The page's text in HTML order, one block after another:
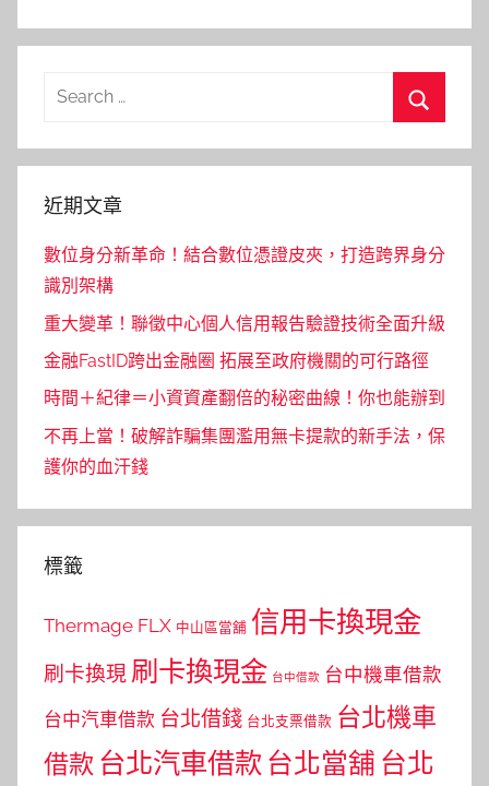
Search
近期文章
數位身分新革命！結合數位憑證皮夾，打造跨界身分
識別架構
重大變革！聯徵中心個人信用報告驗證技術全面升級
金融FastID跨出金融圈 拓展至政府機關的可行路徑
時間＋紀律＝小資資產翻倍的秘密曲線！你也能辦到
不再上當！破解詐騙集團濫用無卡提款的新手法，保
護你的血汗錢
標籤
Thermage FLX 中山區當舖 信用卡換現金
刷卡換現 刷卡換現金 台中借款 台中機車借款
台中汽車借款 台北借錢 台北支票借款 台北機車
借款 台北汽車借款 台北當舖 台北